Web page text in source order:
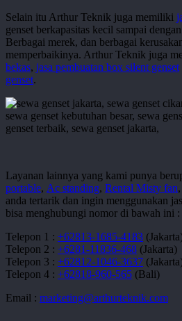
Selain itu Arthur Teknik juga memiliki
genset berkapasitas kecil sampai
Berbagai merek, dan berbagai
memperbaikinya. Arthur Teknik juga
bekas, jasa pembuatan box silent genset
genset.
Layanan lainnya yang kami punya
portable, Ac standing, Rental Misty fan
anda tertarik dan ingin menggunakan
bisa menghubungi nomor di bawah ini :
Telepon 1 : +62813-1685-4183
Telepon 2 : +6281-11836-468 (Jakarta)
Telepon 3 : +62812-1046-3637
Telepon 4 : +62818-960-565 (Bali)
Email : marketing@arthurteknik.com